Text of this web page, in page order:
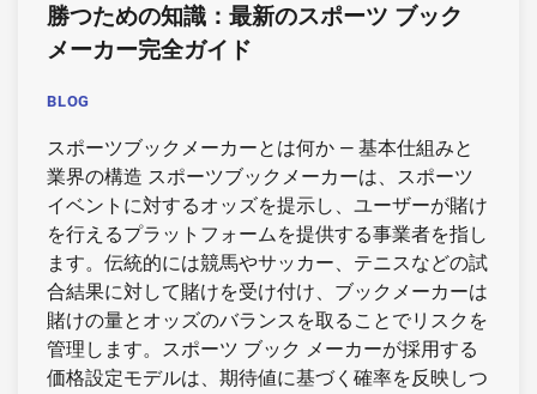
勝つための知識：最新のスポーツ ブック
メーカー完全ガイド
BLOG
スポーツブックメーカーとは何か — 基本仕組みと
業界の構造 スポーツブックメーカーは、スポーツ
イベントに対するオッズを提示し、ユーザーが賭け
を行えるプラットフォームを提供する事業者を指し
ます。伝統的には競馬やサッカー、テニスなどの試
合結果に対して賭けを受け付け、ブックメーカーは
賭けの量とオッズのバランスを取ることでリスクを
管理します。スポーツ ブック メーカーが採用する
価格設定モデルは、期待値に基づく確率を反映しつ